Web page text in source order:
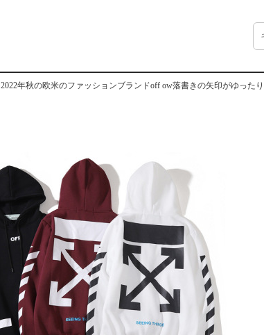
2022年秋の欧米のファッションブランドoff ow落書きの矢印がゆったり